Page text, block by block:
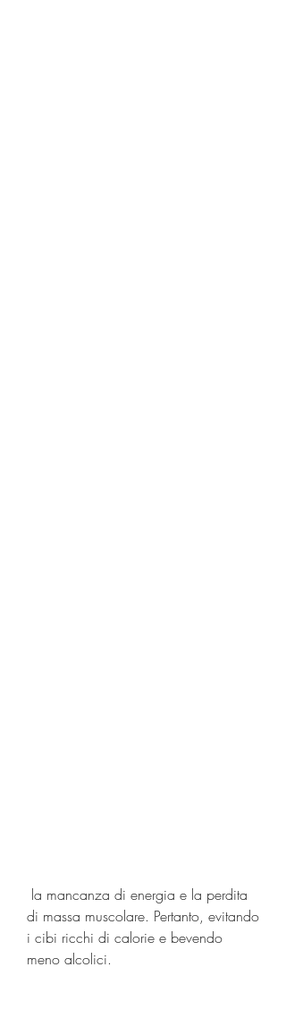
di massa muscolare. Pertanto, evitando
i cibi ricchi di calorie e bevendo
meno alcolici.